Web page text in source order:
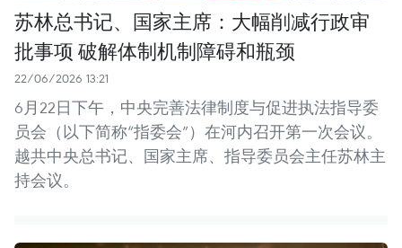
苏林总书记、国家主席：大幅削减行政审
批事项 破解体制机制障碍和瓶颈
22/06/2026 13:21
6月22日下午，中央完善法律制度与促进执法指导委
员会（以下简称“指委会”）在河内召开第一次会议。
越共中央总书记、国家主席、指导委员会主任苏林主
持会议。